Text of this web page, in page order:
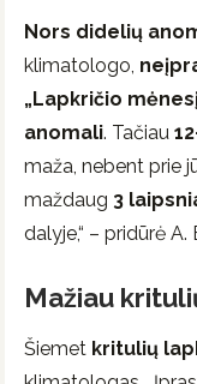
Nors didelių
klimatologo,
„Lapkričio mėnesį
anomali. Tačiau
maža, nebent prie
maždaug 3
dalyje,“ – pridūrė A.
Mažiau
Šiemet kritulių